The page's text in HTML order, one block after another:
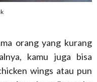
orang yang kurang
kamu juga bisa
wings atau pun